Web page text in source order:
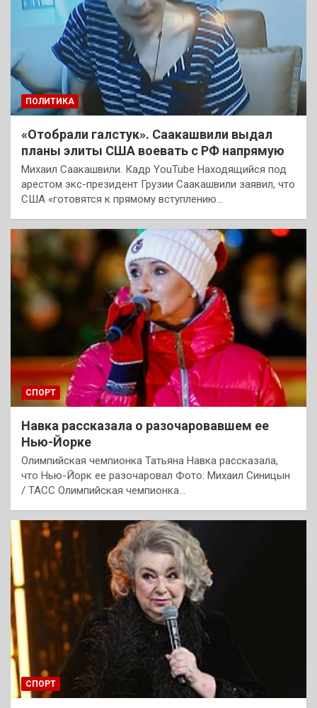
ПОЛИТИКА
«Отобрали галстук». Саакашвили выдал
планы элиты США воевать с РФ напрямую
Михаил Саакашвили. Кадр YouTube Находящийся под
арестом экс-президент Грузии Саакашвили заявил, что
США «готовятся к прямому вступлению…
СПОРТ
Навка рассказала о разочаровавшем ее
Нью-Йорке
Олимпийская чемпионка Татьяна Навка рассказала,
что Нью-Йорк ее разочаровал Фото: Михаил Синицын
/ ТАСС Олимпийская чемпионка…
СПОРТ